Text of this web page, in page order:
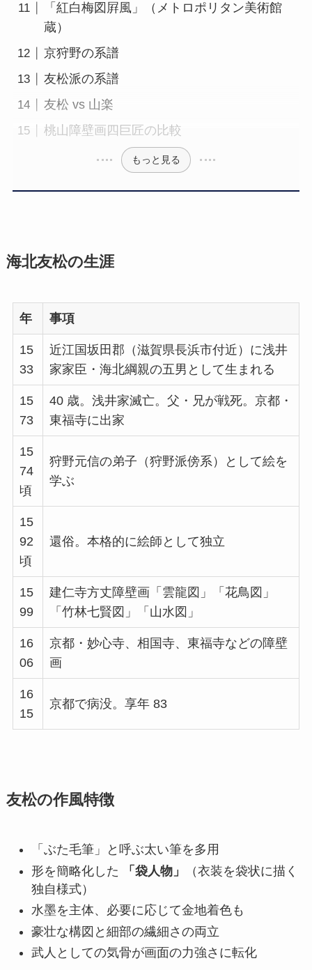
「紅白梅図屛風」（メトロポリタン美術館
蔵）
京狩野の系譜
友松派の系譜
友松 vs 山楽
桃山障壁画四巨匠の比較
もっと見る
海北友松の生涯
年 事項
15
33
近江国坂田郡（滋賀県長浜市付近）に浅井
家家臣・海北綱親の五男として生まれる
15
73
40 歳。浅井家滅亡。父・兄が戦死。京都・
東福寺に出家
15
74
頃
狩野元信の弟子（狩野派傍系）として絵を
学ぶ
15
92
頃
還俗。本格的に絵師として独立
15
99
建仁寺方丈障壁画「雲龍図」「花鳥図」
「竹林七賢図」「山水図」
16
06
京都・妙心寺、相国寺、東福寺などの障壁
画
16
15
京都で病没。享年 83
友松の作風特徴
「ぶた毛筆」と呼ぶ太い筆を多用
形を簡略化した
「袋人物」
（衣装を袋状に描く
独自様式）
水墨を主体、必要に応じて金地着色も
豪壮な構図と細部の繊細さの両立
武人としての気骨が画面の力強さに転化